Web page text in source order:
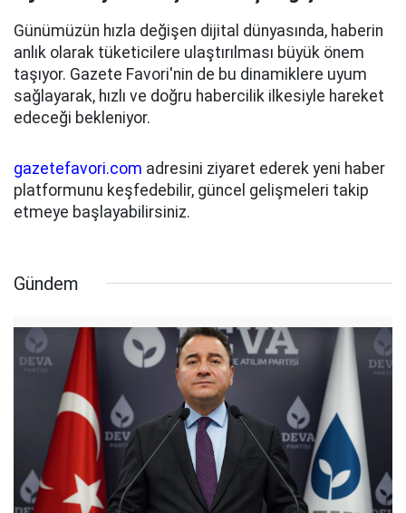
Günümüzün hızla değişen dijital dünyasında, haberin
anlık olarak tüketicilere ulaştırılması büyük önem
taşıyor. Gazete Favori'nin de bu dinamiklere uyum
sağlayarak, hızlı ve doğru habercilik ilkesiyle hareket
edeceği bekleniyor.
gazetefavori.com adresini ziyaret ederek yeni haber
platformunu keşfedebilir, güncel gelişmeleri takip
etmeye başlayabilirsiniz.
Gündem